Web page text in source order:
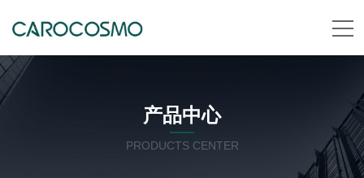
产品中心
PRODUCTS CENTER